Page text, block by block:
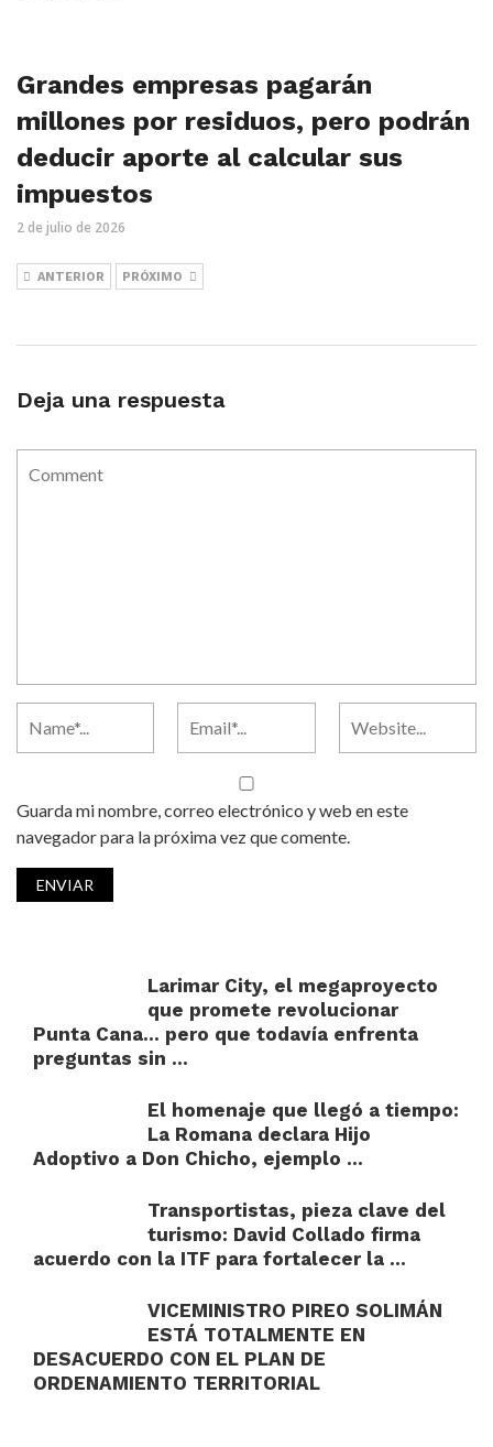
Grandes empresas pagarán
millones por residuos, pero podrán
deducir aporte al calcular sus
impuestos
2 de julio de 2026
ANTERIOR PRÓXIMO
Deja una respuesta
Guarda mi nombre, correo electrónico y web en este
navegador para la próxima vez que comente.
Larimar City, el megaproyecto
que promete revolucionar
Punta Cana… pero que todavía enfrenta
preguntas sin ...
El homenaje que llegó a tiempo:
La Romana declara Hijo
Adoptivo a Don Chicho, ejemplo ...
Transportistas, pieza clave del
turismo: David Collado firma
acuerdo con la ITF para fortalecer la ...
VICEMINISTRO PIREO SOLIMÁN
ESTÁ TOTALMENTE EN
DESACUERDO CON EL PLAN DE
ORDENAMIENTO TERRITORIAL